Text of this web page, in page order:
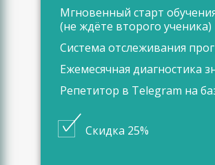
Мгновенный старт
(не ждёте второго ученика)
Система отслеживания
Ежемесячная диагностика
Репетитор в Telegram на
Скидка 25%